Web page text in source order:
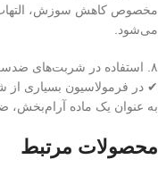
مخصوص کاهش سوزش،
می‌شود.
۸. استفاده در شربت‌های ضدسرفه
✔ در فرمولاسیون بسیاری
به عنوان یک ماده آرام‌بخش،
محصولات مرتبط